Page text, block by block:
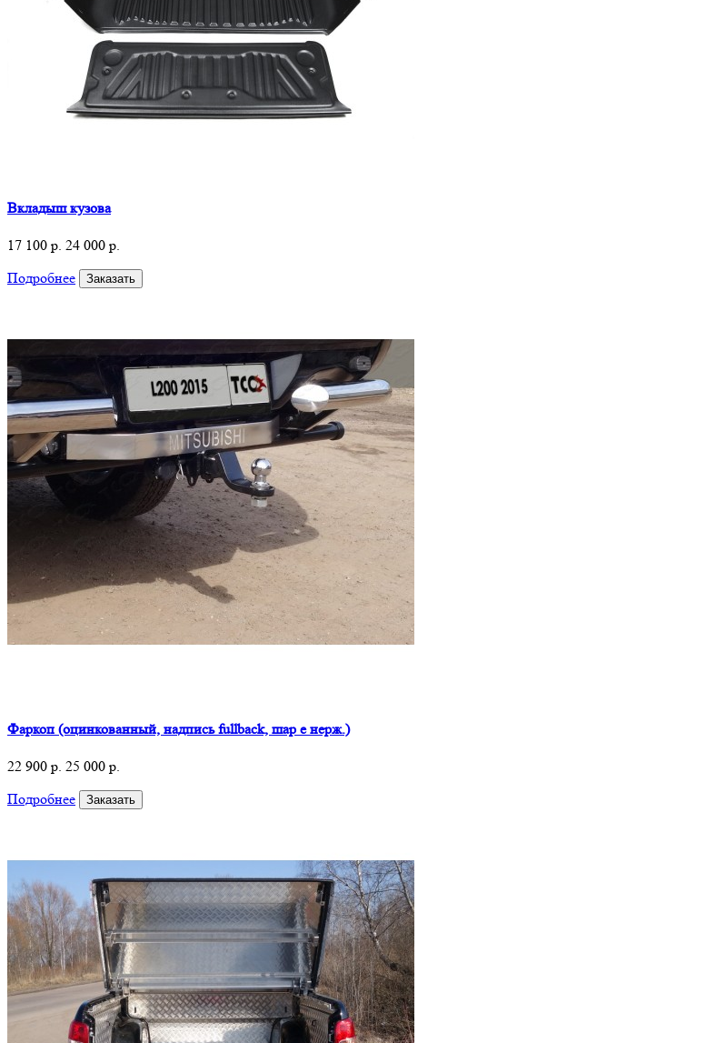
Вкладыш кузова
17 100 р. 24 000 р.
Подробнее
Заказать
Фаркоп (оцинкованный, надпись fullback, шар e нерж.)
22 900 р. 25 000 р.
Подробнее
Заказать